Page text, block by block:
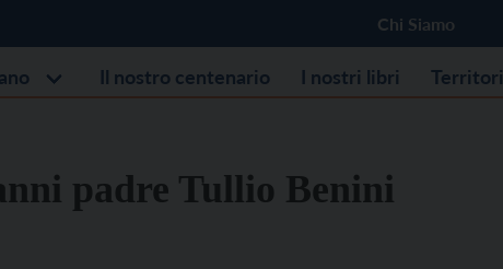
Chi Siamo
Il nostro centenario I nostri libri Territori
padre Tullio Benini